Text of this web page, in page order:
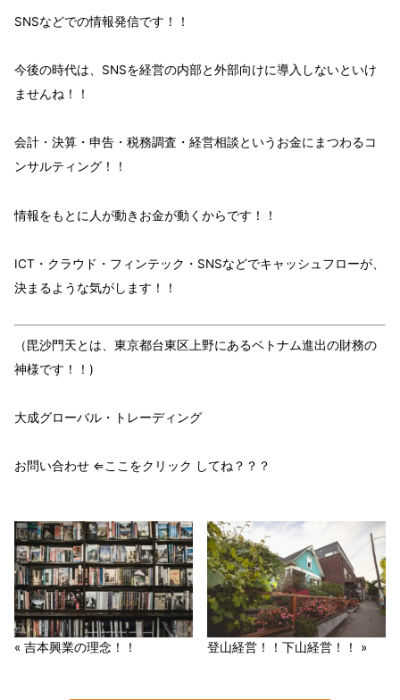
SNSなどでの情報発信です！！
今後の時代は、 SNSを経営の内部と外部向けに導入 しないといけ
ませんね！！
会計・決算・申告・税務調査・経営相談という お金にまつわるコ
ンサルティング！！
情報をもとに 人が動きお金が動く からです！！
ICT・クラウド・フィンテック・SNSなどでキャッシュフローが、
決まるような気がします！！
（毘沙門天とは、東京都台東区上野にあるベトナム進出の財務の
神様です！！)
大成グローバル・トレーディング
お問い合わせ ⇐ここをクリック してね？？？
« 吉本興業の理念！！ 登山経営！！下山経営！！ »